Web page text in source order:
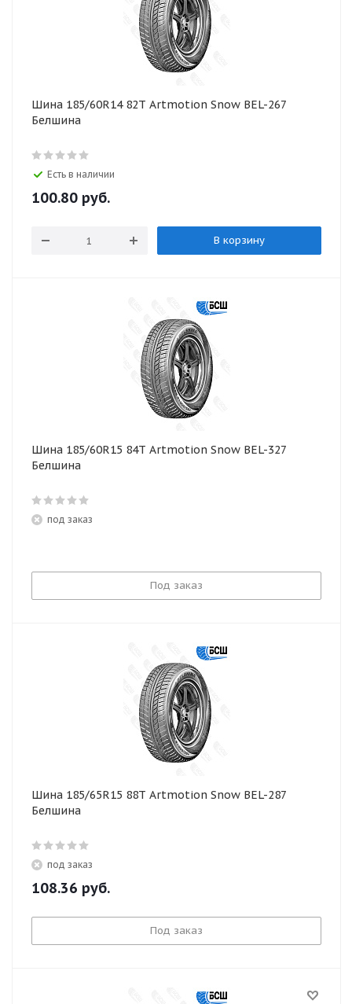
Шина 185/60R14 82T Artmotion Snow BEL-267
Белшина
Есть в наличии
100.80 руб.
В корзину
Шина 185/60R15 84T Artmotion Snow BEL-327
Белшина
под заказ
Под заказ
Шина 185/65R15 88T Artmotion Snow BEL-287
Белшина
под заказ
108.36 руб.
Под заказ